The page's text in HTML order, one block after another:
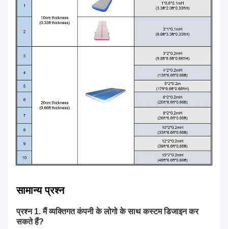
सामान्य प्रश्न
प्रश्न 1. मैं व्यक्तिगत कंपनी के लोगो के साथ कस्टम डिजाइन कर
सकते हैं?